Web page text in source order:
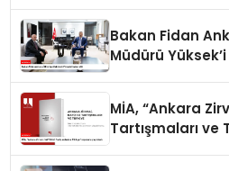
Bakan Fidan
Müdürü
MİA, “Ankara
Tartışmaları ve